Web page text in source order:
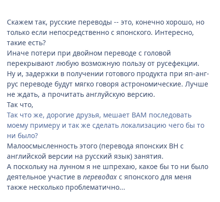
Скажем так, русские переводы -- это, конечно хорошо, но
только если непосредственно с японского. Интересно,
такие есть?
Иначе потери при двойном переводе с головой
перекрывают любую возможную пользу от русефекции.
Ну и, задержки в получении готового продукта при яп-анг-
рус переводе будут мягко говоря астрономические. Лучше
не ждать, а прочитать англуйскую версию.
Так что,
Так что же, дорогие друзья, мешает ВАМ последовать
моему примеру и так же сделать локализацию чего бы то
ни было?
Малоосмысленность этого (перевода японских ВН с
английской версии на русский язык) занятия.
А поскольку на лунном я не шпрехаю, какое бы то ни было
деятельное участие в переводах с японского для меня
также несколько проблематично...